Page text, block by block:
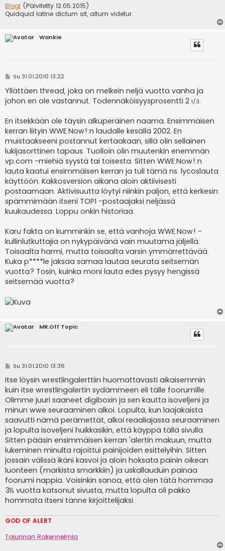
Blogi (Päivitetty 12.05.2015)
Quidquid latine dictum sit, altum videtur.
Wankie
V
e
s
t
Su 31.01.2010 13:22
Yllättäen thread, joka on melkein neljä vuotta vanha ja
johon en ole vastannut. Todennäköisyysprosentti 2 1/3.
En itsekkään ole täysin alkuperäinen naama. Ensimmäisen
kerran liityin WWE.Now!:n laudalle kesällä 2002. En
muistaakseeni postannut kertaakaan, sillä olin sellainen
lukijasorttinen tapaus. Tuolloin olin muutenkin enemmän
vp.com -miehiä syystä tai toisesta. Sitten WWE.Now!:n
lauta kaatui ensimmäisen kerran ja tuli tämä ns. lycoslauta
käyttöön. Kakkosversion aikana aloin aktiivisesti
postaamaan. Aktivisuutta löytyi niinkin paljon, että kerkesin
spämmimään itseni TOP1 -postaajaksi neljässä
kuukaudessa. Loppu onkin historiaa.
Karu fakta on kumminkin se, että vanhoja WWE.Now! -
kullinlutkuttajia on nykypäivänä vain muutama jäljellä.
Toisaalta harmi, mutta toisaalta varsin ymmärrettävää.
Kuka p****le jaksaa samaa lautaa seurata seitsemän
vuotta? Tosin, kuinka moni lauta edes pysyy hengissä
seitsemää vuotta?
MR.Off Topic
V
e
s
t
i
Su 31.01.2010 13:36
Itse löysin wrestlingalerttiin huomattavasti aikaisemmin
kuin itse wrestlingalertin sydämmeen eli tälle foorumille.
Olimme juuri saaneet digiboxin ja sen kautta isoveljeni ja
minun wwe seuraaminen alkoi. Lopulta, kun laajakaista
saavutti nämä perämettät, alkoi reaaliajassa seuraaminen
ja lopulta isoveljeni huikkasikin, että käyppä tällä sivulla.
Sitten pääsin ensimmäisen kerran 'alertin makuun, mutta
lukeminen minulta rajoittui painijoiden esittelyihin. Sitten
jossain välissä ikäni kasvoi ja aloin hoksata painin oikean
luonteen (markista smarkkiin) ja uskallauduin painaa
foorumi nappia. Voisinkin sanoa, että olen tätä hommaa
3½ vuotta katsonut sivusta, mutta lopulta oli pakko
hommata itseni tänne kirjoittelijaksi.
GOD OF ALERT
Tajunnan Rakennelmia